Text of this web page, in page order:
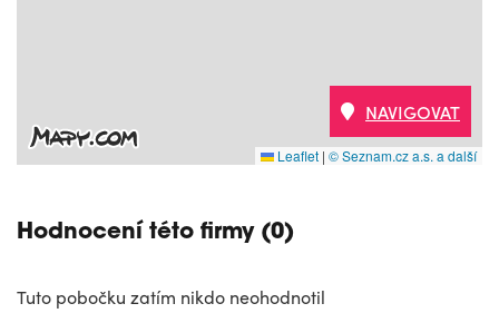
Leaflet | © Seznam.cz a.s. a další
NAVIGOVAT
Hodnocení této firmy (0)
Tuto pobočku zatím nikdo neohodnotil